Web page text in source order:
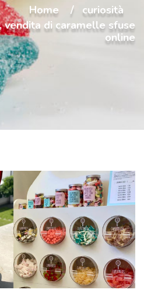
Home
curiosità
vendita di caramelle sfuse
online